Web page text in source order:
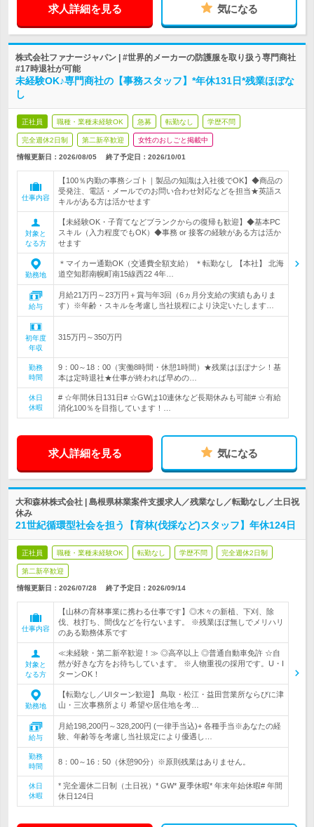
求人詳細を見る 気になる
株式会社ファナージャパン | #世界的メーカーの防護服を取り扱う専門商社
#17時退社が可能
未経験OK♪専門商社の【事務スタッフ】*年休131日*残業ほぼな
し
正社員 職種・業種未経験OK 急募 転勤なし 学歴不問
完全週休2日制 第二新卒歓迎 女性のおしごと掲載中
情報更新日：2026/08/05 終了予定日： 2026/10/01
仕事内容
【100％内勤の事務シゴト｜製品の知識は入社後でOK】◆商品の
受発注、電話・メールでのお問い合わせ対応などを担当★英語ス
キルがある方は活かせます
対象と
なる方
【未経験OK・子育てなどブランクからの復帰も歓迎】◆基本PC
スキル（入力程度でもOK）◆事務 or 接客の経験がある方は活か
せます
勤務地
＊マイカー通勤OK（交通費全額支給） ＊転勤なし 【本社】 北海
道空知郡南幌町南15線西22 4年…
給与
月給21万円～23万円＋賞与年3回（6ヵ月分支給の実績もありま
す）※年齢・スキルを考慮し当社規程により決定いたします…
初年度
年収
315万円～350万円
勤務
時間
9：00～18：00（実働8時間・休憩1時間）★残業はほぼナシ！基
本は定時退社★仕事が終われば早めの…
休日
休暇
# ☆年間休日131日# ☆GWは10連休など長期休みも可能# ☆有給
消化100％を目指しています！…
求人詳細を見る 気になる
大和森林株式会社 | 島根県林業案件支援求人／残業なし／転勤なし／土日祝
休み
21世紀循環型社会を担う【育林(伐採など)スタッフ】年休124日
正社員 職種・業種未経験OK 転勤なし 学歴不問 完全週休2日制
第二新卒歓迎
情報更新日：2026/07/28 終了予定日： 2026/09/14
仕事内容
【山林の育林事業に携わる仕事です】◎木々の新植、下刈、除
伐、枝打ち、間伐などを行ないます。 ※残業ほぼ無しでメリハリ
のある勤務体系です
対象と
なる方
≪未経験・第二新卒歓迎！≫ ◎高卒以上 ◎普通自動車免許 ☆自
然が好きな方をお待ちしています。 ※人物重視の採用です。U・I
ターンOK！
勤務地
【転勤なし／UIターン歓迎】 鳥取・松江・益田営業所ならびに津
山・三次事務所より 希望や居住地を考…
給与
月給198,200円～328,200円 (一律手当込)+ 各種手当※あなたの経
験、年齢等を考慮し当社規定により優遇し…
勤務
時間
8：00～16：50（休憩90分）※原則残業はありません。
休日
休暇
* 完全週休二日制（土日祝）* GW* 夏季休暇* 年末年始休暇# 年間
休日124日